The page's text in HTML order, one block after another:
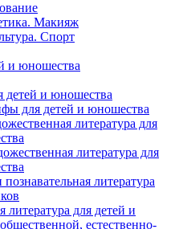
Макияж
Спорт
и юношества
детей и юношества
для детей и юношества
литература для
литература для
литература
литература для детей и
естественно-